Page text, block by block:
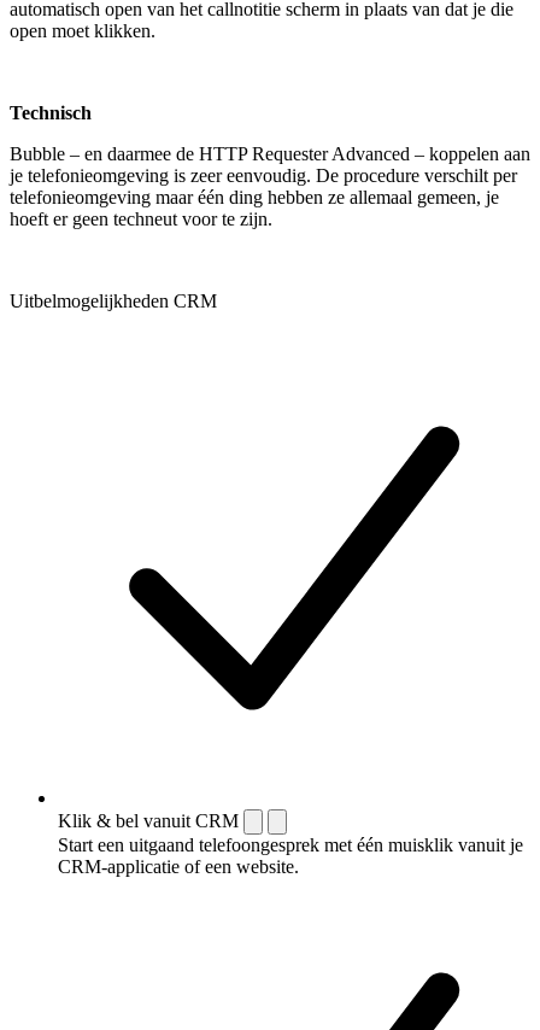
automatisch open van het callnotitie scherm in plaats van dat je die
open moet klikken.
Technisch
Bubble – en daarmee de HTTP Requester Advanced – koppelen aan
je telefonieomgeving is zeer eenvoudig. De procedure verschilt per
telefonieomgeving maar één ding hebben ze allemaal gemeen, je
hoeft er geen techneut voor te zijn.
Uitbelmogelijkheden CRM
Klik & bel vanuit CRM
Start een uitgaand telefoongesprek met één muisklik vanuit je
CRM-applicatie of een website.